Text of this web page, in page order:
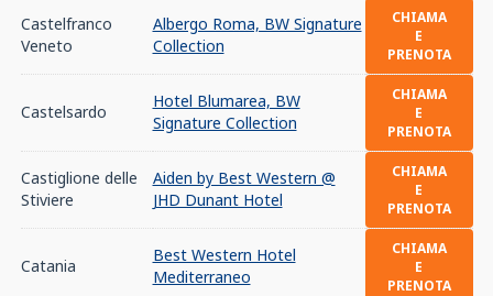
Castelfranco
Veneto
Albergo Roma, BW Signature
Collection
CHIAMA
E
PRENOTA
Castelsardo
Hotel Blumarea, BW
Signature Collection
CHIAMA
E
PRENOTA
Castiglione delle
Stiviere
Aiden by Best Western @
JHD Dunant Hotel
CHIAMA
E
PRENOTA
Catania
Best Western Hotel
Mediterraneo
CHIAMA
E
PRENOTA